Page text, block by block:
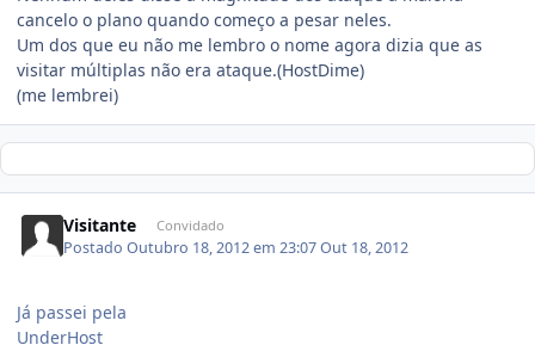
cancelo o plano quando começo a pesar neles.
Um dos que eu não me lembro o nome agora dizia que as
visitar múltiplas não era ataque.(HostDime)
(me lembrei)
Visitante Convidado
PostadoOutubro 18, 2012 em 23:07Out 18, 2012
Já passei pela
UnderHost